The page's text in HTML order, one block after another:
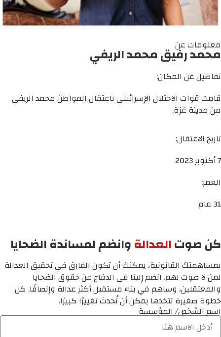
معلومات عن
محمد رفيق محمد الريفي
تفاصيل عن المكان:
قامت قوات الاحتلال الإسرائيلي باعتقال المواطن محمد الريفي
من مدينة غزة.
تاريخ الاعتقال:
7 أكتوبر 2023
العمر:
31 عام
كن صوتالعدالةوانضم لمساندة الضحايا
بمساهمتك القانونية، يمكنك أن تكون الفارق في تحقيق العدالة
لمن لا صوت لهم. انضم إلينا في الدفاع عن حقوق الضحايا
والمعتقلين، وساهم في بناء مستقبل أكثر عدالة وإنصافًا. كل
خطوة صغيرة تتخذها يمكن أن تُحدث تغييرًا كبيرًا.
اسم الشخص/ المؤسسة